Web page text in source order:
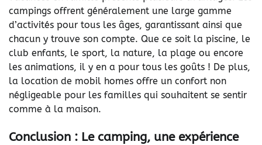
campings offrent généralement une large gamme
d’activités pour tous les âges, garantissant ainsi que
chacun y trouve son compte. Que ce soit la piscine, le
club enfants, le sport, la nature, la plage ou encore
les animations, il y en a pour tous les goûts ! De plus,
la location de mobil homes offre un confort non
négligeable pour les familles qui souhaitent se sentir
comme à la maison.
Conclusion : Le camping, une expérience